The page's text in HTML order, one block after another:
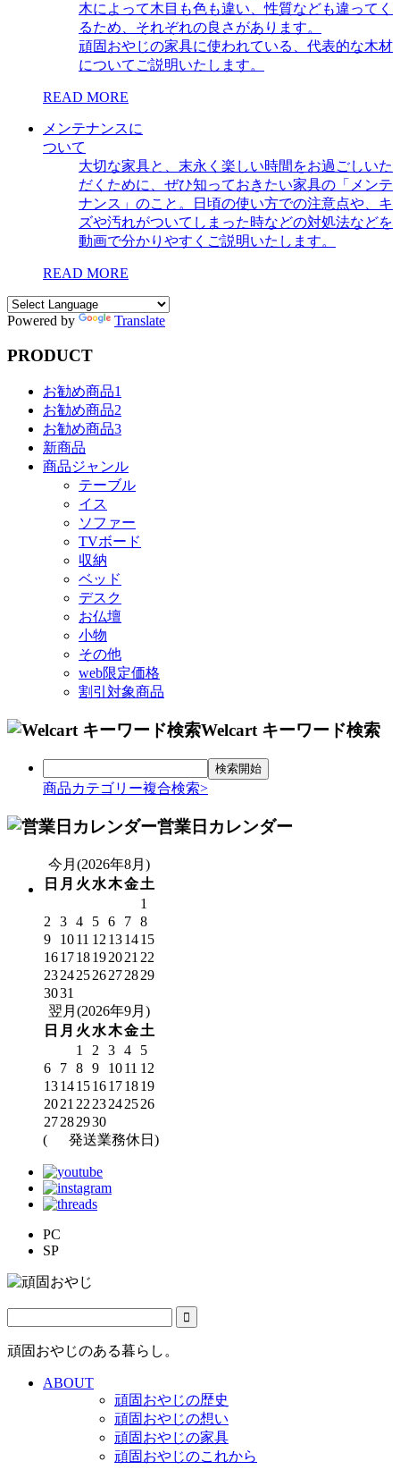
木によって木目も色も違い、性質なども違ってく
るため、それぞれの良さがあります。
頑固おやじの家具に使われている、代表的な木材
についてご説明いたします。
READ MORE
メンテナンスに
ついて
大切な家具と、末永く楽しい時間をお過ごしいた
だくために、ぜひ知っておきたい家具の「メンテ
ナンス」のこと。日頃の使い方での注意点や、キ
ズや汚れがついてしまった時などの対処法などを
動画で分かりやすくご説明いたします。
READ MORE
Powered by Translate
PRODUCT
お勧め商品1
お勧め商品2
お勧め商品3
新商品
商品ジャンル
テーブル
イス
ソファー
TVボード
収納
ベッド
デスク
お仏壇
小物
その他
web限定価格
割引対象商品
Welcart キーワード検索
商品カテゴリー複合検索>
営業日カレンダー
今月(2026年8月)
日 月 火 水木金土
1
2
3 4 5 6 7 8
9
1011 12 131415
161718192021 22
23242526272829
3031
翌月(2026年9月)
日 月 火 水木金土
1
2 3 4
5
6
7 8 9 1011 12
13141516171819
2021 22 23242526
27282930
(
発送業務休日)
PC
SP
頑固おやじのある暮らし。
ABOUT
頑固おやじの歴史
頑固おやじの想い
頑固おやじの家具
頑固おやじのこれから